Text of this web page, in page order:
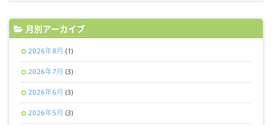
月別アーカイブ
2026年8月 (1)
2026年7月 (3)
2026年6月 (3)
2026年5月 (3)